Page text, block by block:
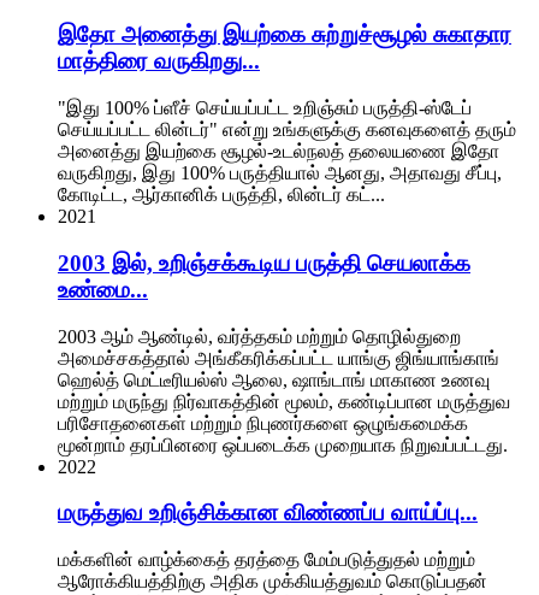
இதோ அனைத்து இயற்கை சுற்றுச்சூழல் சுகாதார
மாத்திரை வருகிறது...
"இது 100% ப்ளீச் செய்யப்பட்ட உறிஞ்சும் பருத்தி-ஸ்டேப்
செய்யப்பட்ட லின்டர்" என்று உங்களுக்கு கனவுகளைத் தரும்
அனைத்து இயற்கை சூழல்-உடல்நலத் தலையணை இதோ
வருகிறது, இது 100% பருத்தியால் ஆனது, அதாவது சீப்பு,
கோடிட்ட, ஆர்கானிக் பருத்தி, லின்டர் கட்...
2021
2003 இல், உறிஞ்சக்கூடிய பருத்தி செயலாக்க
உண்மை...
2003 ஆம் ஆண்டில், வர்த்தகம் மற்றும் தொழில்துறை
அமைச்சகத்தால் அங்கீகரிக்கப்பட்ட யாங்கு ஜிங்யாங்காங்
ஹெல்த் மெட்டீரியல்ஸ் ஆலை, ஷாங்டாங் மாகாண உணவு
மற்றும் மருந்து நிர்வாகத்தின் மூலம், கண்டிப்பான மருத்துவ
பரிசோதனைகள் மற்றும் நிபுணர்களை ஒழுங்கமைக்க
மூன்றாம் தரப்பினரை ஒப்படைக்க முறையாக நிறுவப்பட்டது.
2022
மருத்துவ உறிஞ்சிக்கான விண்ணப்ப வாய்ப்பு...
மக்களின் வாழ்க்கைத் தரத்தை மேம்படுத்துதல் மற்றும்
ஆரோக்கியத்திற்கு அதிக முக்கியத்துவம் கொடுப்பதன்